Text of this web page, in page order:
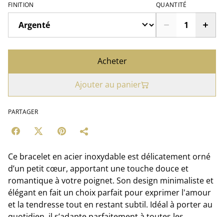
FINITION QUANTITÉ
Acheter
Ajouter au panier
PARTAGER
Ce bracelet en acier inoxydable est délicatement orné
d’un petit cœur, apportant une touche douce et
romantique à votre poignet. Son design minimaliste et
élégant en fait un choix parfait pour exprimer l'amour
et la tendresse tout en restant subtil. Idéal à porter au